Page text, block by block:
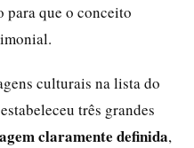
para que o conceito
culturais na lista do
três grandes
claramente definida,